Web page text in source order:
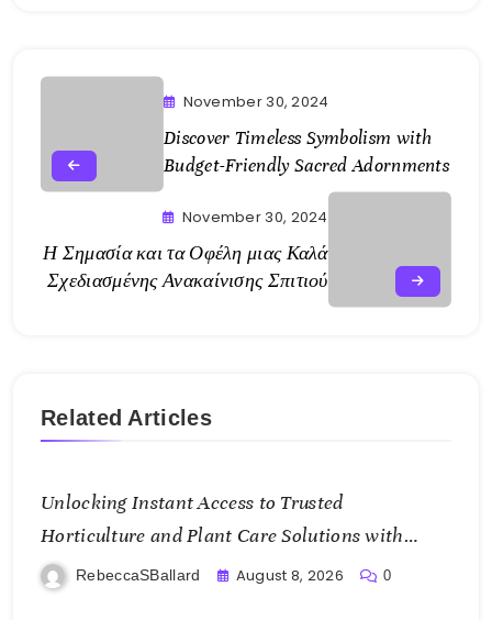
November 30, 2024
Discover Timeless Symbolism with
Budget-Friendly Sacred Adornments
November 30, 2024
Η Σημασία και τα Οφέλη μιας Καλά
Σχεδιασμένης Ανακαίνισης Σπιτιού
Related Articles
Unlocking Instant Access to Trusted
Horticulture and Plant Care Solutions with
KOI77 LINK
RebeccaSBallard August 8, 2026 0